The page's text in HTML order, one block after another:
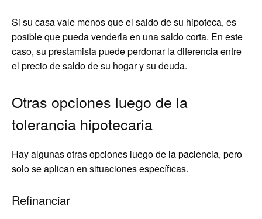
Si su casa vale menos que el saldo de su hipoteca, es
posible que pueda venderla en una saldo corta. En este
caso, su prestamista puede perdonar la diferencia entre
el precio de saldo de su hogar y su deuda.
Otras opciones luego de la
tolerancia hipotecaria
Hay algunas otras opciones luego de la paciencia, pero
solo se aplican en situaciones específicas.
Refinanciar